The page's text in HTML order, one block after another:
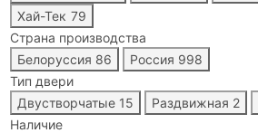
Хай-Тек 79
Страна производства
Белоруссия 86 Россия 998
Тип двери
Двустворчатые 15 Раздвижная 2
Наличие